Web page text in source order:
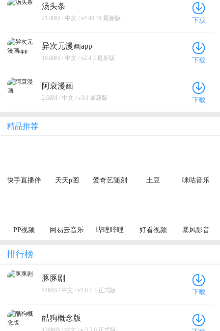
汤头条
21.80M / 中文 / v4.00.31 最新版 下载
异次元漫画app
19.69M / 中文 / v2.4.3 最新版 下载
阿衰漫画
2.68M / 中文 / v3.0 最新版 下载
精品推荐
快手直播伴
天天p图 爱奇艺随刻 土豆 咪咕音乐
PP视频 网易云音乐 哔哩哔哩 好看视频 暴风影音
排行榜
豚豚剧
54MB / 中文 / v1.0.1.3 正式版 下载
酷狗概念版